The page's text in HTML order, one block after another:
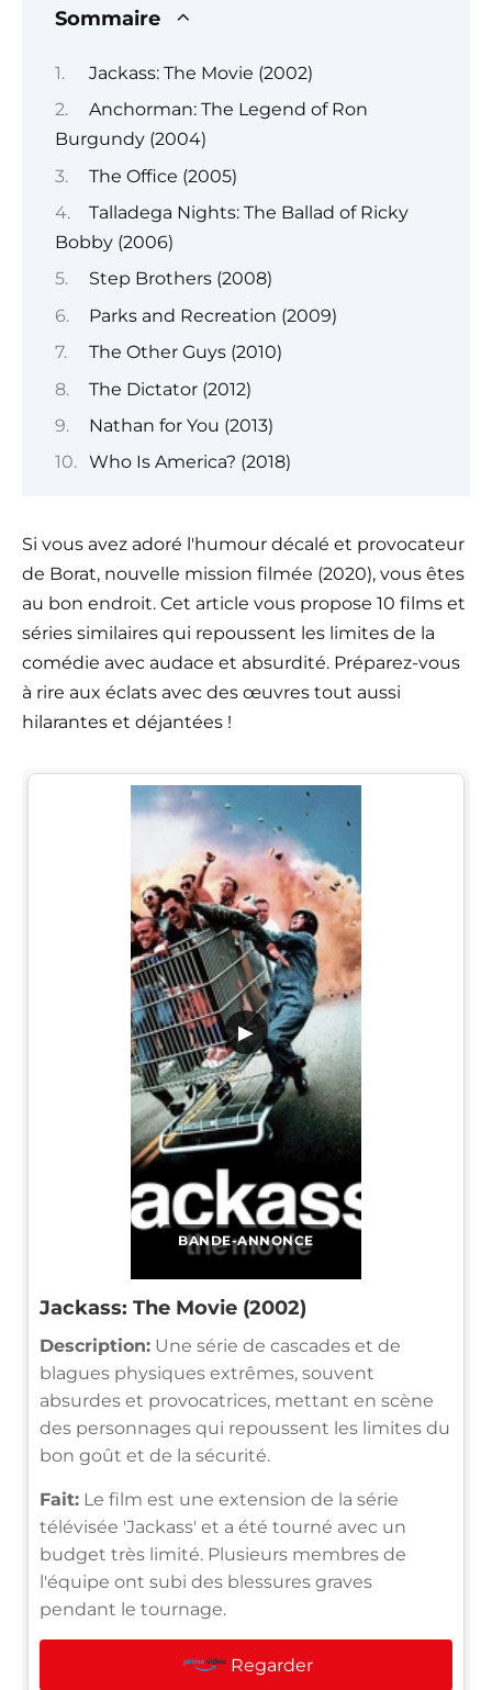
Sommaire
Jackass: The Movie (2002)
Anchorman: The Legend of Ron
Burgundy (2004)
The Office (2005)
Talladega Nights: The Ballad of Ricky
Bobby (2006)
Step Brothers (2008)
Parks and Recreation (2009)
The Other Guys (2010)
The Dictator (2012)
Nathan for You (2013)
Who Is America? (2018)
Si vous avez adoré l'humour décalé et provocateur
de Borat, nouvelle mission filmée (2020), vous êtes
au bon endroit. Cet article vous propose 10 films et
séries similaires qui repoussent les limites de la
comédie avec audace et absurdité. Préparez-vous
à rire aux éclats avec des œuvres tout aussi
hilarantes et déjantées !
BANDE-ANNONCE
▶
Jackass: The Movie (2002)
Description: Une série de cascades et de
blagues physiques extrêmes, souvent
absurdes et provocatrices, mettant en scène
des personnages qui repoussent les limites du
bon goût et de la sécurité.
Fait: Le film est une extension de la série
télévisée 'Jackass' et a été tourné avec un
budget très limité. Plusieurs membres de
l'équipe ont subi des blessures graves
pendant le tournage.
Regarder